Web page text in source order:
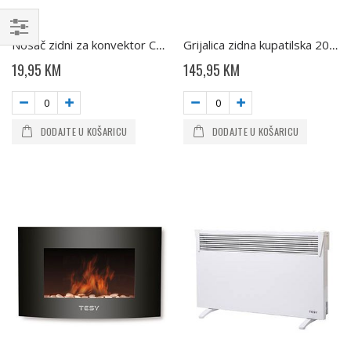
Nosač zidni za konvektor C03/04 TESY
19,95 KM
DODAJTE U KOŠARICU
Grijalica zidna kupatilska 2000W HL243VB TESY
145,95 KM
DODAJTE U KOŠARICU
Kupujte
po